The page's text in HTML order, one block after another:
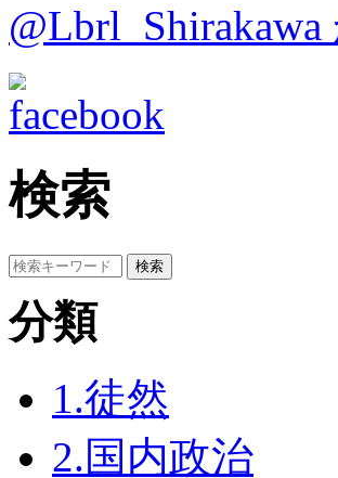
検索
分類
1.徒然
2.国内政治